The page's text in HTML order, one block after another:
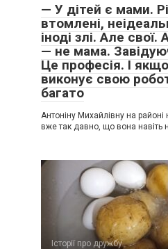
— У дітей є мами.
втомлені,
іноді злі. Але
— не мама.
Це професія. І
виконує свою
багато
Антоніну Михайлівну на
вже так давно, що вона навіть
Історії про дружбу